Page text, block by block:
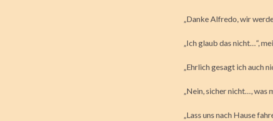
„Danke Alfredo, wir
„Ich glaub das nicht…“,
„Ehrlich gesagt ich auch
„Nein, sicher nicht…, was
„Lass uns nach Hause